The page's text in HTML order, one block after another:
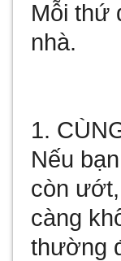
Mỗi thứ
nhà.
1.
Nếu
còn
càng
thường